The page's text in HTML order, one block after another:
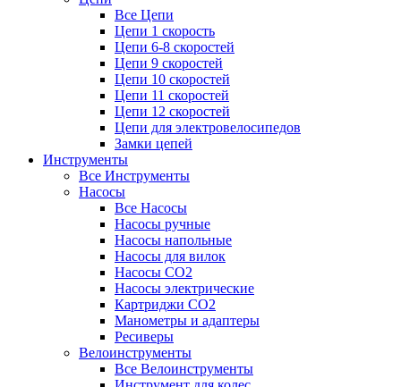
Все Цепи
Цепи 1 скорость
Цепи 6-8 скоростей
Цепи 9 скоростей
Цепи 10 скоростей
Цепи 11 скоростей
Цепи 12 скоростей
Цепи для электровелосипедов
Замки цепей
Инструменты
Все Инструменты
Насосы
Все Насосы
Насосы ручные
Насосы напольные
Насосы для вилок
Насосы CO2
Насосы электрические
Картриджи CO2
Манометры и адаптеры
Ресиверы
Велоинструменты
Все Велоинструменты